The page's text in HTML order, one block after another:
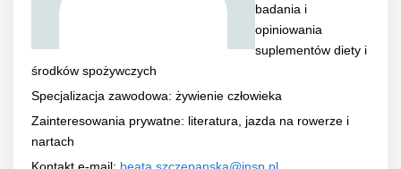
badania i
opiniowania
suplementów diety i
środków spożywczych
Specjalizacja zawodowa: żywienie człowieka
Zainteresowania prywatne: literatura, jazda na rowerze i
nartach